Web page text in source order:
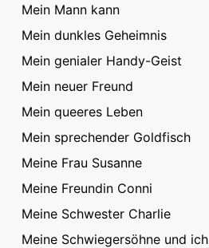
Mein Mann kann
Mein dunkles Geheimnis
Mein genialer Handy-Geist
Mein neuer Freund
Mein queeres Leben
Mein sprechender Goldfisch
Meine Frau Susanne
Meine Freundin Conni
Meine Schwester Charlie
Meine Schwiegersöhne und ich